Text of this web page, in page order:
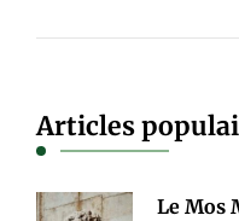
Articles
Le Mos